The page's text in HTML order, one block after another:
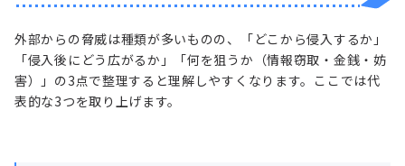
外部からの脅威は種類が多いものの、「どこから侵入するか」
「侵入後にどう広がるか」「何を狙うか（情報窃取・金銭・妨
害）」の3点で整理すると理解しやすくなります。ここでは代
表的な3つを取り上げます。